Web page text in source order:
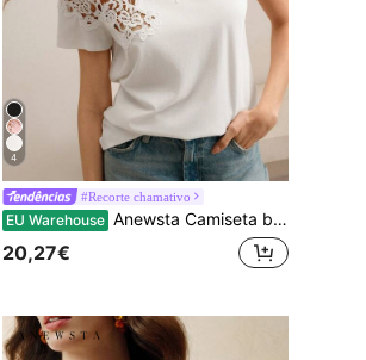
4
#Recorte chamativo
EU Warehouse Anewsta Camiseta branca com patchwork de renda em crochê e design vazado, blusa de manga curta para férias na praia no verão, dia dos namorados, ano novo
20,27€